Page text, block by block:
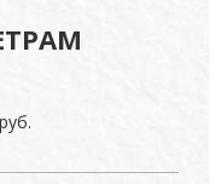
руб.